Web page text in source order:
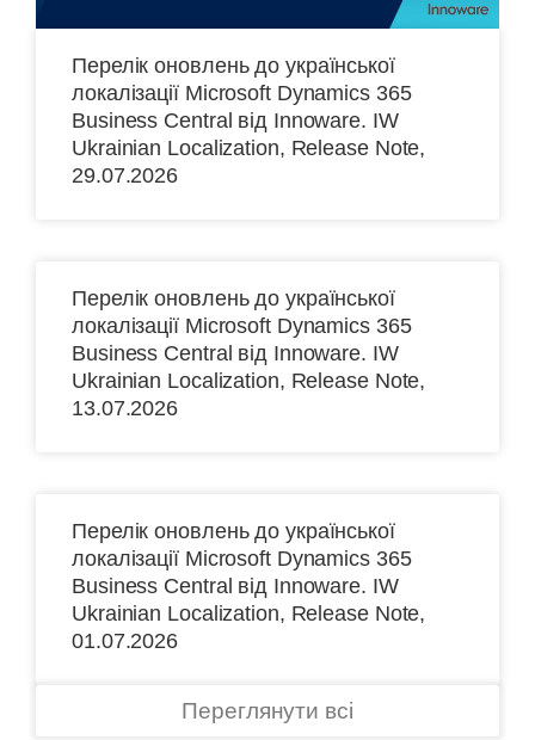
Перелік оновлень до української
локалізації Microsoft Dynamics 365
Business Central від Іnnoware. IW
Ukrainian Localization, Release Note,
29.07.2026
Перелік оновлень до української
локалізації Microsoft Dynamics 365
Business Central від Іnnoware. IW
Ukrainian Localization, Release Note,
13.07.2026
Перелік оновлень до української
локалізації Microsoft Dynamics 365
Business Central від Іnnoware. IW
Ukrainian Localization, Release Note,
01.07.2026
Переглянути всі